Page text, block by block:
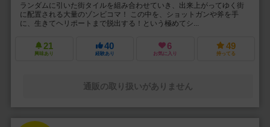
ランダムに引いた街タイルを組み合わせていき、出来上がってゆく街
に配置される大量のゾンビコマ！ この中を、ショットガンや斧を手
に、生きてヘリポートまで脱出する！という極めてシ...
21
興味あり
40
経験あり
6
お気に入り
49
持ってる
通販の取り扱いがありません